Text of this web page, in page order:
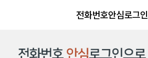
전화번호안심로그인